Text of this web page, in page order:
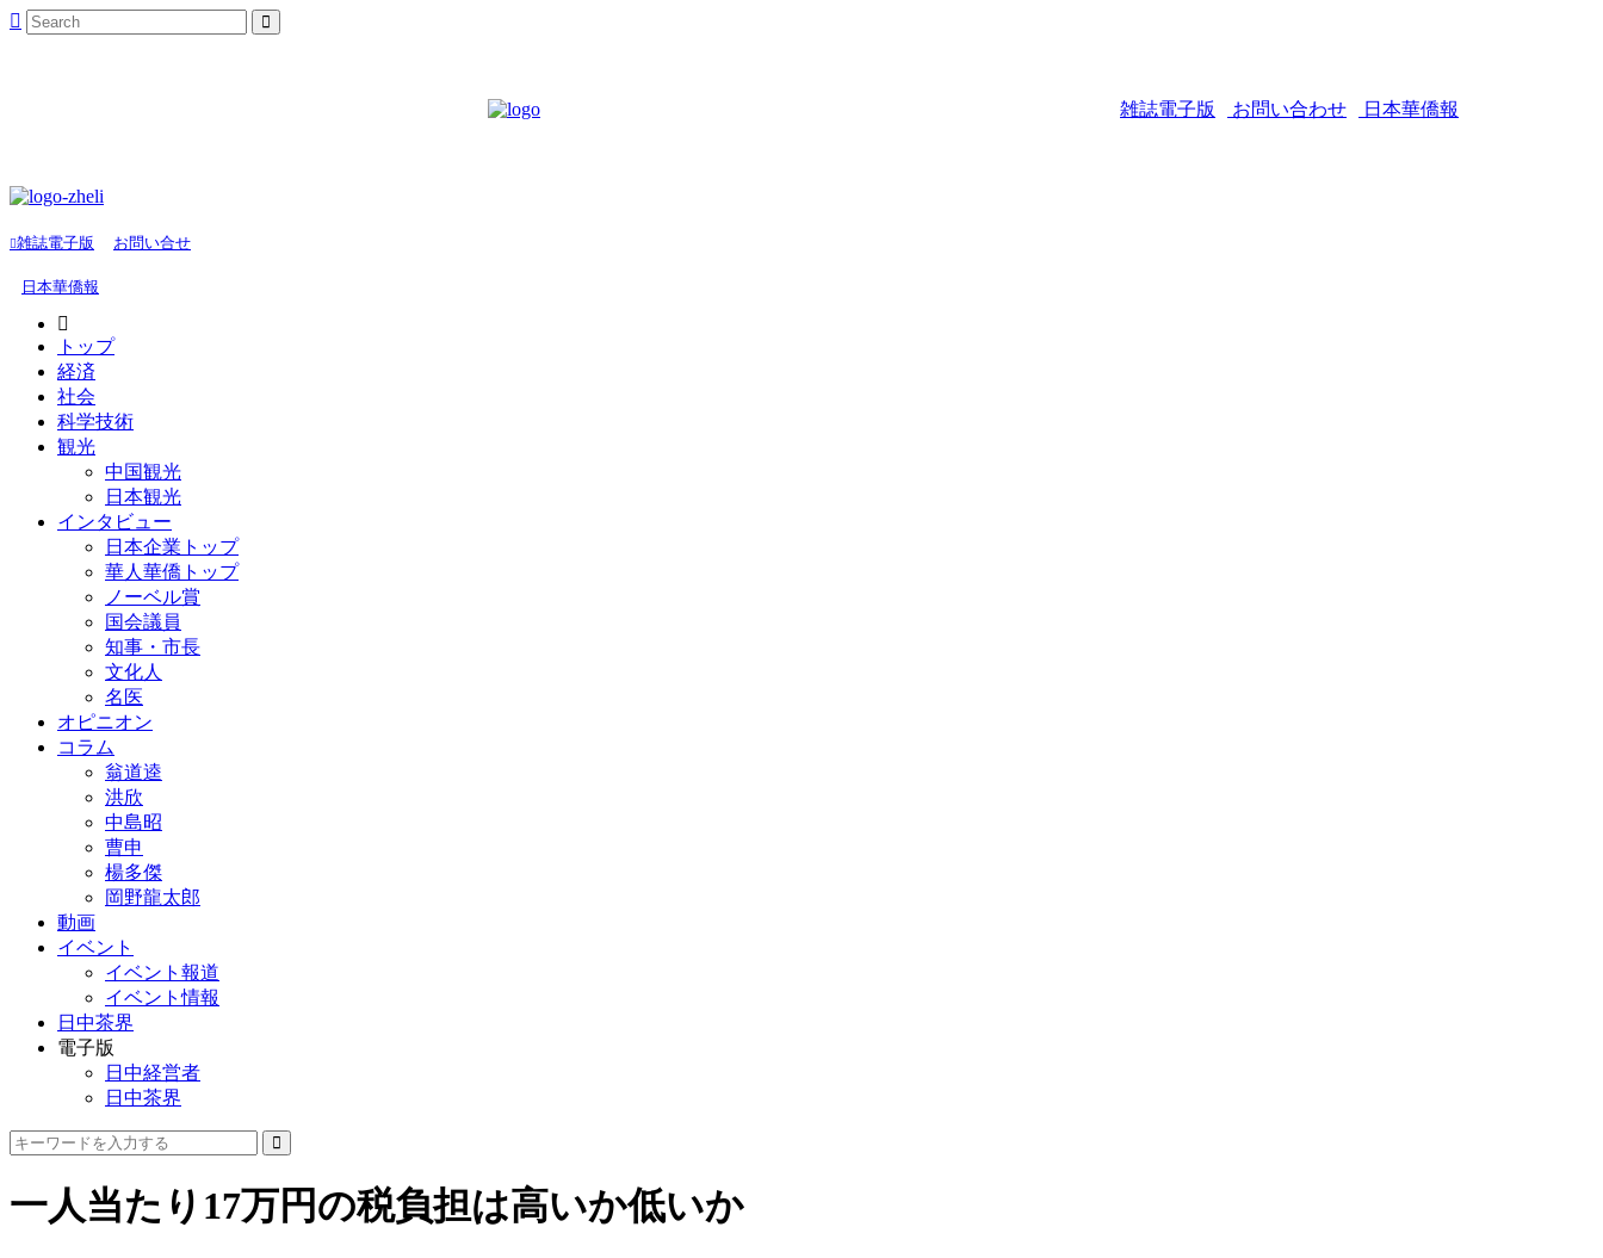
雑誌電子版 お問い合わせ 日本華僑報
雑誌電子版 お問い合せ
日本華僑報
トップ
経済
社会
科学技術
観光
中国観光
日本観光
インタビュー
日本企業トップ
華人華僑トップ
ノーベル賞
国会議員
知事・市長
文化人
名医
オピニオン
コラム
翁道逵
洪欣
中島昭
曹申
楊多傑
岡野龍太郎
動画
イベント
イベント報道
イベント情報
日中茶界
電子版
日中経営者
日中茶界
一人当たり17万円の税負担は高いか低いか